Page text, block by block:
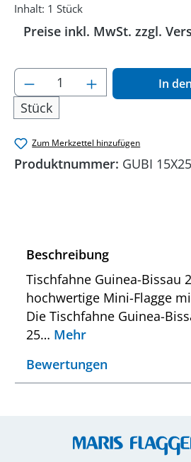
Inhalt: 1 Stück
Preise inkl. MwSt. zzgl.
Produkt Anzahl: Gib
Stück
In
Zum Merkzettel hinzufügen
Produktnummer: GUBI
Beschreibung
Tischfahne Guinea-Bissau
hochwertige Mini-Flagge
Die Tischfahne Guinea-
25… Mehr
Bewertungen